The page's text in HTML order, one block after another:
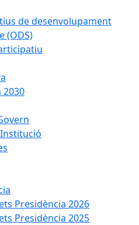
de desenvolupament
(ODS)
2030
Presidència 2026
Presidència 2025